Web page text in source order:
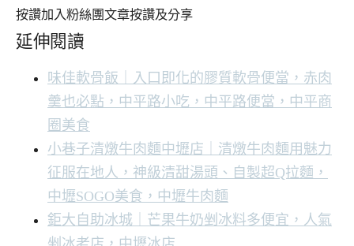
按讚加入粉絲團文章按讚及分享
延伸閱讀
味佳軟骨飯｜入口即化的膠質軟骨便當，赤肉
羹也必點，中平路小吃，中平路便當，中平商
圈美食
小巷子清燉牛肉麵中壢店｜清燉牛肉麵用魅力
征服在地人，神級清甜湯頭、自製超Q拉麵，
中壢SOGO美食，中壢牛肉麵
鉅大自助冰城｜芒果牛奶剉冰料多便宜，人氣